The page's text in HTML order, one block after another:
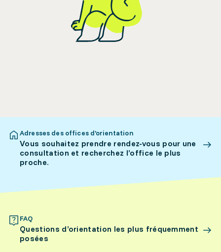
Adresses des offices d’orientation
Vous souhaitez prendre rendez-vous pour une
consultation et recherchez l’office le plus
proche.
FAQ
Questions d’orientation les plus fréquemment
posées